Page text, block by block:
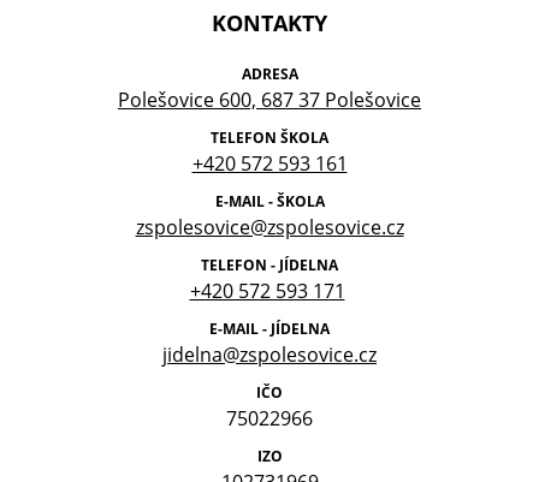
KONTAKTY
ADRESA
Polešovice 600, 687 37 Polešovice
TELEFON ŠKOLA
+420 572 593 161
E-MAIL - ŠKOLA
zspolesovice@zspolesovice.cz
TELEFON - JÍDELNA
+420 572 593 171
E-MAIL - JÍDELNA
jidelna@zspolesovice.cz
IČO
75022966
IZO